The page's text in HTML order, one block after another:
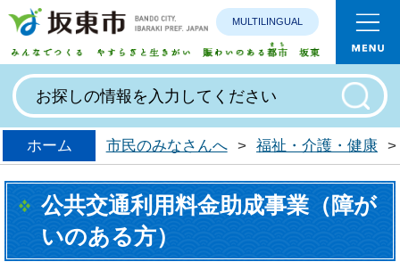
みんなで
MULTILINGUAL
ホーム 市民のみなさんへ > 福祉・介護・健康 >
公共交通利用料金助成事業（障が
いのある方）